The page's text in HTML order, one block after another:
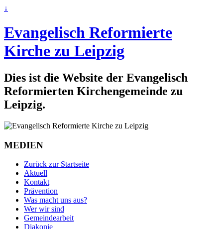
↓
Evangelisch Reformierte
Kirche zu Leipzig
Dies ist die Website der Evangelisch
Reformierten Kirchengemeinde zu
Leipzig.
MEDIEN
Zurück zur Startseite
Aktuell
Kontakt
Prävention
Was macht uns aus?
Wer wir sind
Gemeindearbeit
Diakonie